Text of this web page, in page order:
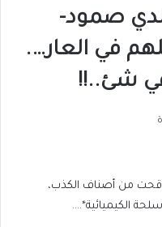
صمود-
في العار….
شئ..!!
قحت من أصناف الكذب،
الكيميائية*….